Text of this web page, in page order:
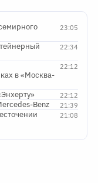
23:05
22:34
22:12
в «Москва-
22:12
21:39
Benz
21:08